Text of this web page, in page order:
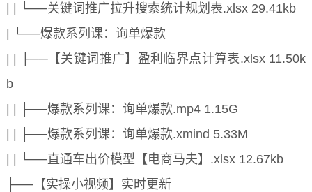
| | └──关键词推广拉升搜索统计规划表.xlsx 29.41kb
| └──爆款系列课：询单爆款
| | ├──【关键词推广】盈利临界点计算表.xlsx 11.50k
b
| | ├──爆款系列课：询单爆款.mp4 1.15G
| | ├──爆款系列课：询单爆款.xmind 5.33M
| | └──直通车出价模型【电商马夫】.xlsx 12.67kb
├──【实操小视频】实时更新